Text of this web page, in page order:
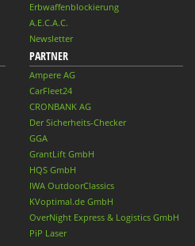
Erbwaffenblockierung
A.E.C.A.C.
Newsletter
PARTNER
Ampere AG
CarFleet24
CRONBANK AG
Der Sicherheits-Checker
GGA
GrantLift GmbH
HQS GmbH
IWA OutdoorClassics
KVoptimal.de GmbH
OverNight Express & Logistics GmbH
PiP Laser